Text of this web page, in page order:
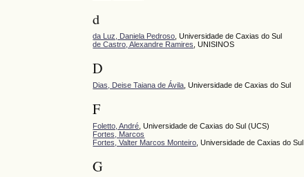
d
da Luz, Daniela Pedroso , Universidade de Caxias do Sul
de Castro, Alexandre Ramires , UNISINOS
D
Dias, Deise Taiana de Ávila , Universidade de Caxias do Sul
F
Foletto, André , Universidade de Caxias do Sul (UCS)
Fortes, Marcos
Fortes, Valter Marcos Monteiro , Universidade de Caxias do Sul
G